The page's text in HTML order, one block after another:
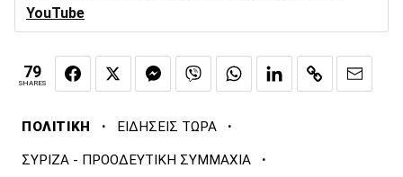
YouTube
79
SHARES
ΠΟΛΙΤΙΚΗ · ΕΙΔΗΣΕΙΣ ΤΩΡΑ ·
ΣΥΡΙΖΑ - ΠΡΟΟΔΕΥΤΙΚΗ ΣΥΜΜΑΧΙΑ ·